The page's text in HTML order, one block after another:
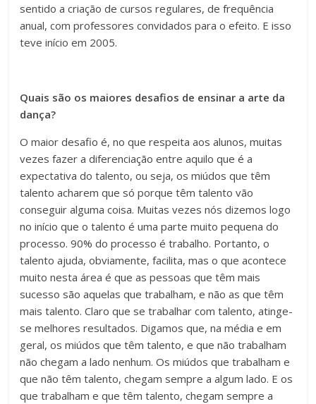
sentido a criação de cursos regulares, de frequência
anual, com professores convidados para o efeito. E isso
teve início em 2005.
Quais são os maiores desafios de ensinar a arte da
dança?
O maior desafio é, no que respeita aos alunos, muitas
vezes fazer a diferenciação entre aquilo que é a
expectativa do talento, ou seja, os miúdos que têm
talento acharem que só porque têm talento vão
conseguir alguma coisa. Muitas vezes nós dizemos logo
no início que o talento é uma parte muito pequena do
processo. 90% do processo é trabalho. Portanto, o
talento ajuda, obviamente, facilita, mas o que acontece
muito nesta área é que as pessoas que têm mais
sucesso são aquelas que trabalham, e não as que têm
mais talento. Claro que se trabalhar com talento, atinge-
se melhores resultados. Digamos que, na média e em
geral, os miúdos que têm talento, e que não trabalham
não chegam a lado nenhum. Os miúdos que trabalham e
que não têm talento, chegam sempre a algum lado. E os
que trabalham e que têm talento, chegam sempre a